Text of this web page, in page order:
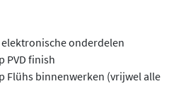
onderdelen
PVD finish
Flühs binnenwerken (vrijwel alle